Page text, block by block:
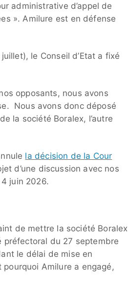
administrative d’appel de
». Amilure est en défense
le Conseil d’Etat a fixé
opposants, nous avons
Nous avons donc déposé
la société Boralex, l’autre
la décision de la Cour
d’une discussion avec nos
juin 2026.
de mettre la société Boralex
préfectoral du 27 septembre
le délai de mise en
pourquoi Amilure a engagé,